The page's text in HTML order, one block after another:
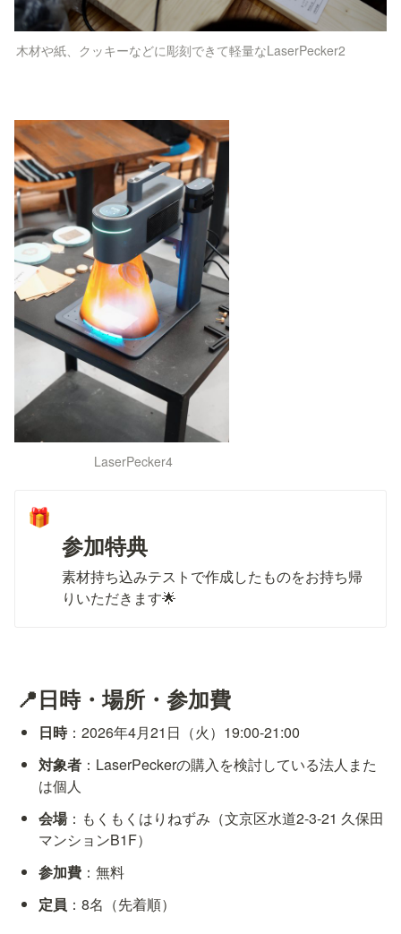
木材や紙、クッキーなどに彫刻できて軽量なLaserPecker2
LaserPecker4
🎁
参加特典
素材持ち込みテストで作成したものをお持ち帰
りいただきます🌟
📍日時・場所・参加費
日時：2026年4月21日（火）19:00-21:00
対象者 ：LaserPeckerの購入を検討している法人また
は個人
会場：もくもくはりねずみ（文京区水道2-3-21 久保田
マンションB1F）
参加費 ：無料
定員 ：8名（先着順）